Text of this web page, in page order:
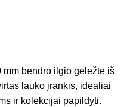
mm bendro ilgio geležte iš
lauko įrankis, idealiai
ir kolekcijai papildyti.